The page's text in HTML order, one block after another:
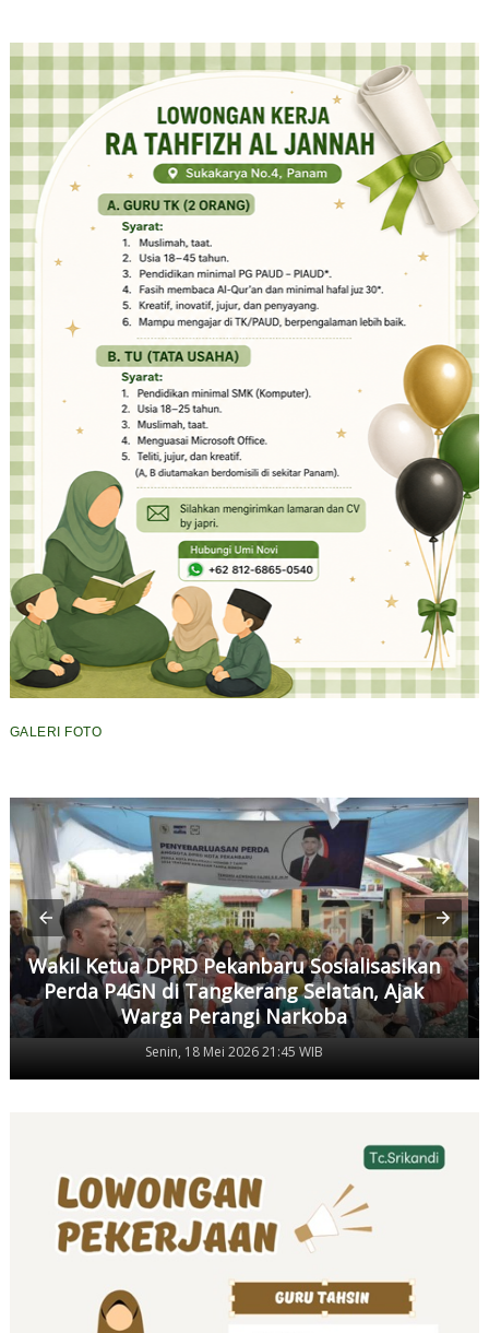
GALERI FOTO
Wakil Ketua DPRD Pekanbaru Sosialisasikan
Perda P4GN di Tangkerang Selatan, Ajak
Warga Perangi Narkoba
Senin, 18 Mei 2026 21:45 WIB